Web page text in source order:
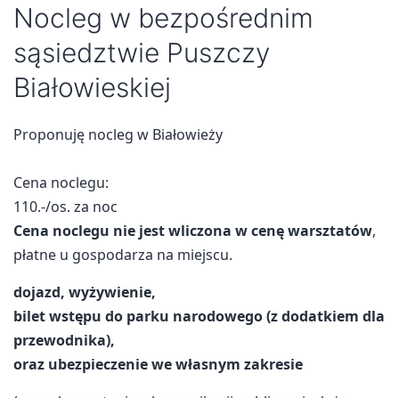
Nocleg w bezpośrednim
sąsiedztwie Puszczy
Białowieskiej
Proponuję nocleg w Białowieży
Cena noclegu:
110.-/os. za noc
Cena noclegu nie jest wliczona w cenę warsztatów,
płatne u gospodarza na miejscu.
dojazd, wyżywienie,
bilet wstępu do parku narodowego (z dodatkiem dla
przewodnika),
oraz ubezpieczenie we własnym zakresie